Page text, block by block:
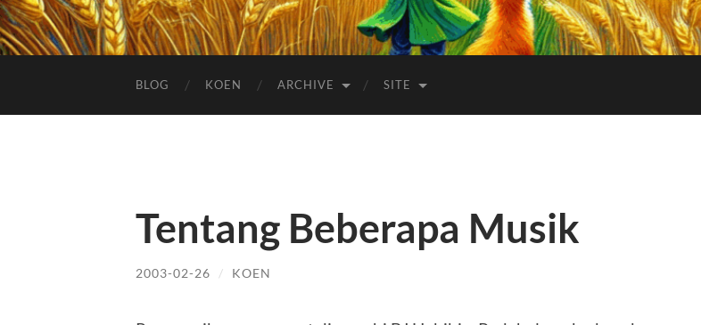
BLOG KOEN ARCHIVE SITE
Tentang Beberapa Musik
2003-02-26 / KOEN